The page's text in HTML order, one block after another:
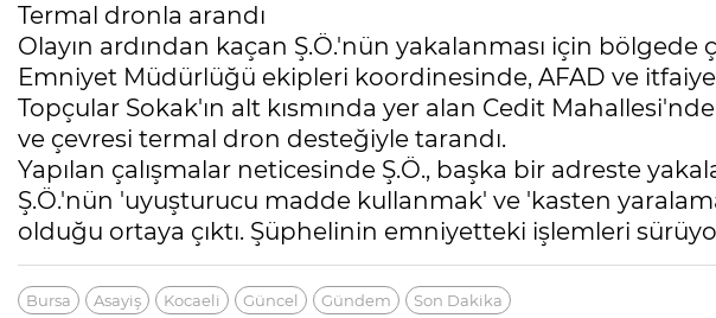
Termal dronla arandı
Olayın ardından kaçan Ş.Ö.'nün yakalanması için bölgede
Emniyet Müdürlüğü ekipleri koordinesinde, AFAD ve
Topçular Sokak'ın alt kısmında yer alan Cedit
ve çevresi termal dron desteğiyle tarandı.
Yapılan çalışmalar neticesinde Ş.Ö., başka bir adreste
Ş.Ö.'nün 'uyuşturucu madde kullanmak' ve 'kasten
olduğu ortaya çıktı. Şüphelinin emniyetteki işlemleri
Bursa Asayiş Kocaeli Güncel Gündem Son Dakika